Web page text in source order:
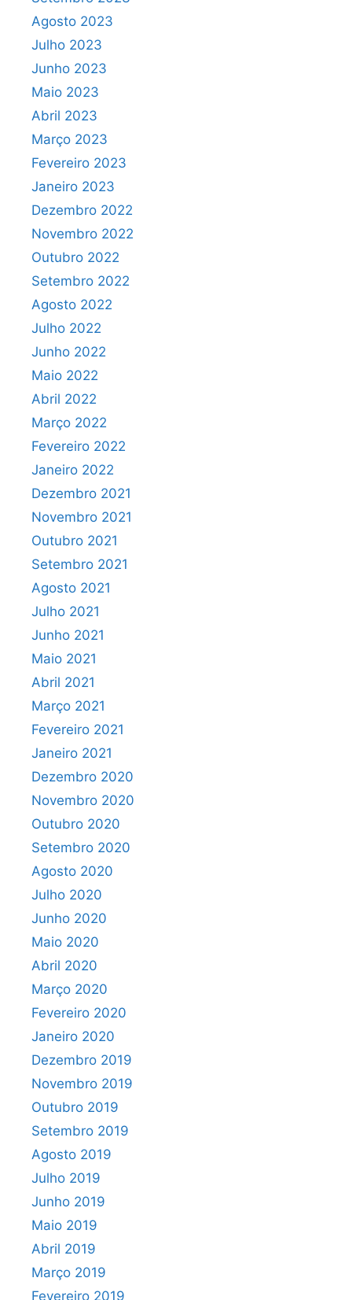
Agosto 2023
Julho 2023
Junho 2023
Maio 2023
Abril 2023
Março 2023
Fevereiro 2023
Janeiro 2023
Dezembro 2022
Novembro 2022
Outubro 2022
Setembro 2022
Agosto 2022
Julho 2022
Junho 2022
Maio 2022
Abril 2022
Março 2022
Fevereiro 2022
Janeiro 2022
Dezembro 2021
Novembro 2021
Outubro 2021
Setembro 2021
Agosto 2021
Julho 2021
Junho 2021
Maio 2021
Abril 2021
Março 2021
Fevereiro 2021
Janeiro 2021
Dezembro 2020
Novembro 2020
Outubro 2020
Setembro 2020
Agosto 2020
Julho 2020
Junho 2020
Maio 2020
Abril 2020
Março 2020
Fevereiro 2020
Janeiro 2020
Dezembro 2019
Novembro 2019
Outubro 2019
Setembro 2019
Agosto 2019
Julho 2019
Junho 2019
Maio 2019
Abril 2019
Março 2019
Fevereiro 2019